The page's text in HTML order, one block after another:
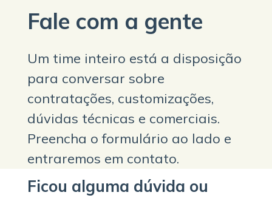
Fale com a gente
Um time inteiro está a disposição
para conversar sobre
contratações, customizações,
dúvidas técnicas e comerciais.
Preencha o formulário ao lado e
entraremos em contato.
Ficou alguma dúvida ou